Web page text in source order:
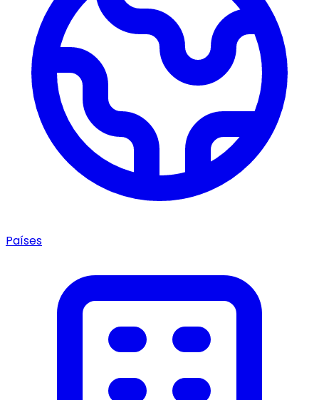
Países